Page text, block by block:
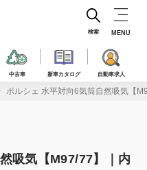
中古車 新車カタログ 自動車求人
検索 MENU
ポルシェ 水平対向6気筒自然吸気【
吸気【M97/77】｜内